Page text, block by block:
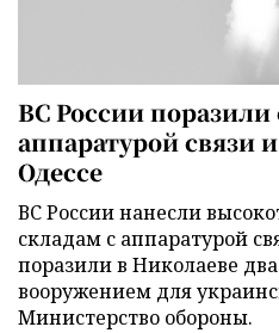
ВС России поразили
аппаратурой связи
Одессе
ВС России нанесли
складам с аппаратурой
поразили в Николаеве два
вооружением для
Министерство обороны.